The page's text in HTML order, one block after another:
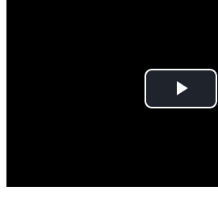
Play